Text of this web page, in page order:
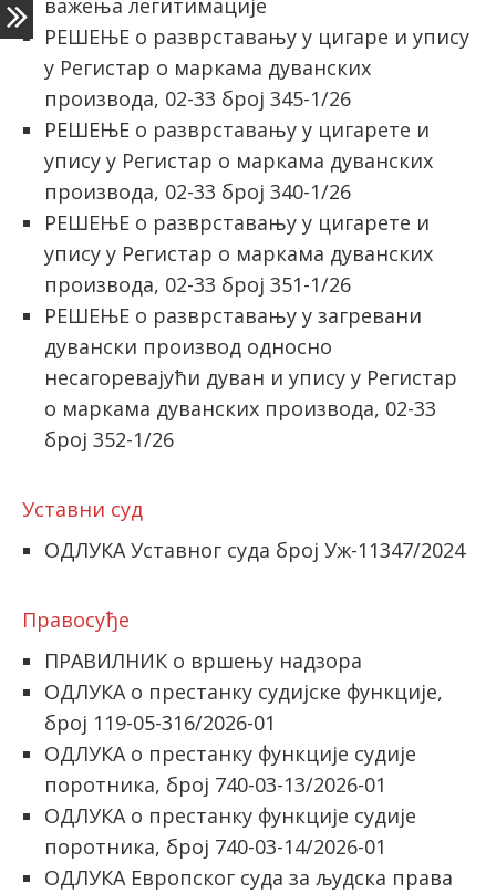
важења легитимације
РЕШЕЊЕ о разврставању у цигаре и упису
у Регистар о маркама дуванских
производа, 02-33 број 345-1/26
РЕШЕЊЕ о разврставању у цигарете и
упису у Регистар о маркама дуванских
производа, 02-33 број 340-1/26
РЕШЕЊЕ о разврставању у цигарете и
упису у Регистар о маркама дуванских
производа, 02-33 број 351-1/26
РЕШЕЊЕ о разврставању у загревани
дувански производ односно
несагоревајући дуван и упису у Регистар
о маркама дуванских производа, 02-33
број 352-1/26
Уставни суд
ОДЛУКA Уставног суда број Уж-11347/2024
Правосуђе
ПРАВИЛНИК о вршењу надзора
ОДЛУКА о престанку судијске функције,
број 119-05-316/2026-01
ОДЛУКА о престанку функције судије
поротника, број 740-03-13/2026-01
ОДЛУКА о престанку функције судије
поротника, број 740-03-14/2026-01
OДЛУКА Европског суда за људска права